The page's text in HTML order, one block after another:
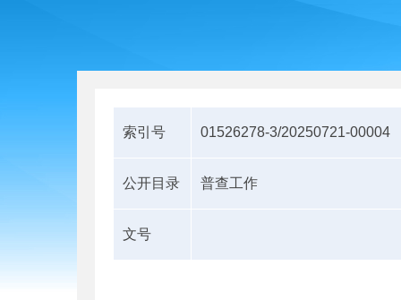
索引号 01526278-3/20250721-00004
公开目录 普查工作
文号